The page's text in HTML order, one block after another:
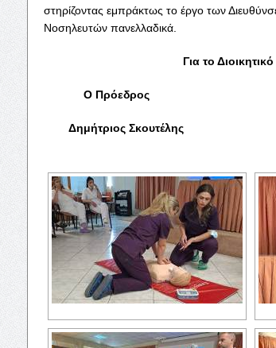
στηρίζοντας εμπράκτως το έργο των
Νοσηλευτών πανελλαδικά.
Για το
Ο Πρόεδρος Ο
Δημήτριος Σκουτέλης